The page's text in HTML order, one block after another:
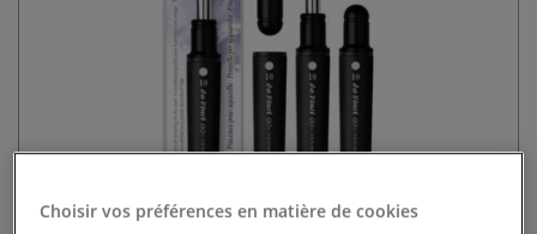
Choisir vos préférences en matière de cookies